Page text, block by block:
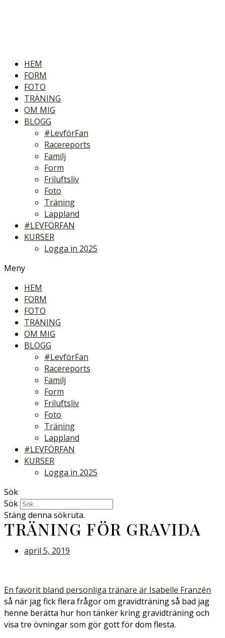
HEM
FORM
FOTO
TRÄNING
OM MIG
BLOGG
#LevförFan
Racereports
Familj
Form
Friluftsliv
Foto
Träning
Lappland
#LEVFÖRFAN
KURSER
Logga in 2025
Meny
HEM
FORM
FOTO
TRÄNING
OM MIG
BLOGG
#LevförFan
Racereports
Familj
Form
Friluftsliv
Foto
Träning
Lappland
#LEVFÖRFAN
KURSER
Logga in 2025
Sök
Sök
Stäng denna sökruta.
TRÄNING FÖR GRAVIDA
april 5, 2019
En favorit bland personliga tränare är Isabelle Franzén
så när jag fick flera frågor om gravidträning så bad jag
henne berätta hur hon tänker kring gravidträning och
visa tre övningar som gör gott för dom flesta.